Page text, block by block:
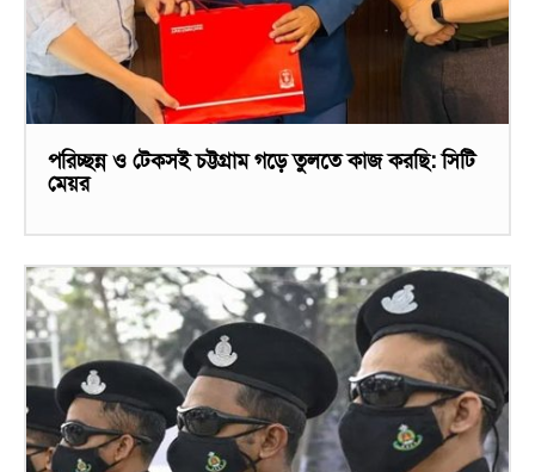
পরিচ্ছন্ন ও টেকসই চট্টগ্রাম গড়ে তুলতে কাজ করছি: সিটি
মেয়র